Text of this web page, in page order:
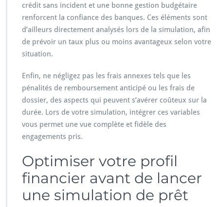
crédit sans incident et une bonne gestion budgétaire
renforcent la confiance des banques. Ces éléments sont
d’ailleurs directement analysés lors de la simulation, afin
de prévoir un taux plus ou moins avantageux selon votre
situation.
Enfin, ne négligez pas les frais annexes tels que les
pénalités de remboursement anticipé ou les frais de
dossier, des aspects qui peuvent s’avérer coûteux sur la
durée. Lors de votre simulation, intégrer ces variables
vous permet une vue complète et fidèle des
engagements pris.
Optimiser votre profil
financier avant de lancer
une simulation de prêt